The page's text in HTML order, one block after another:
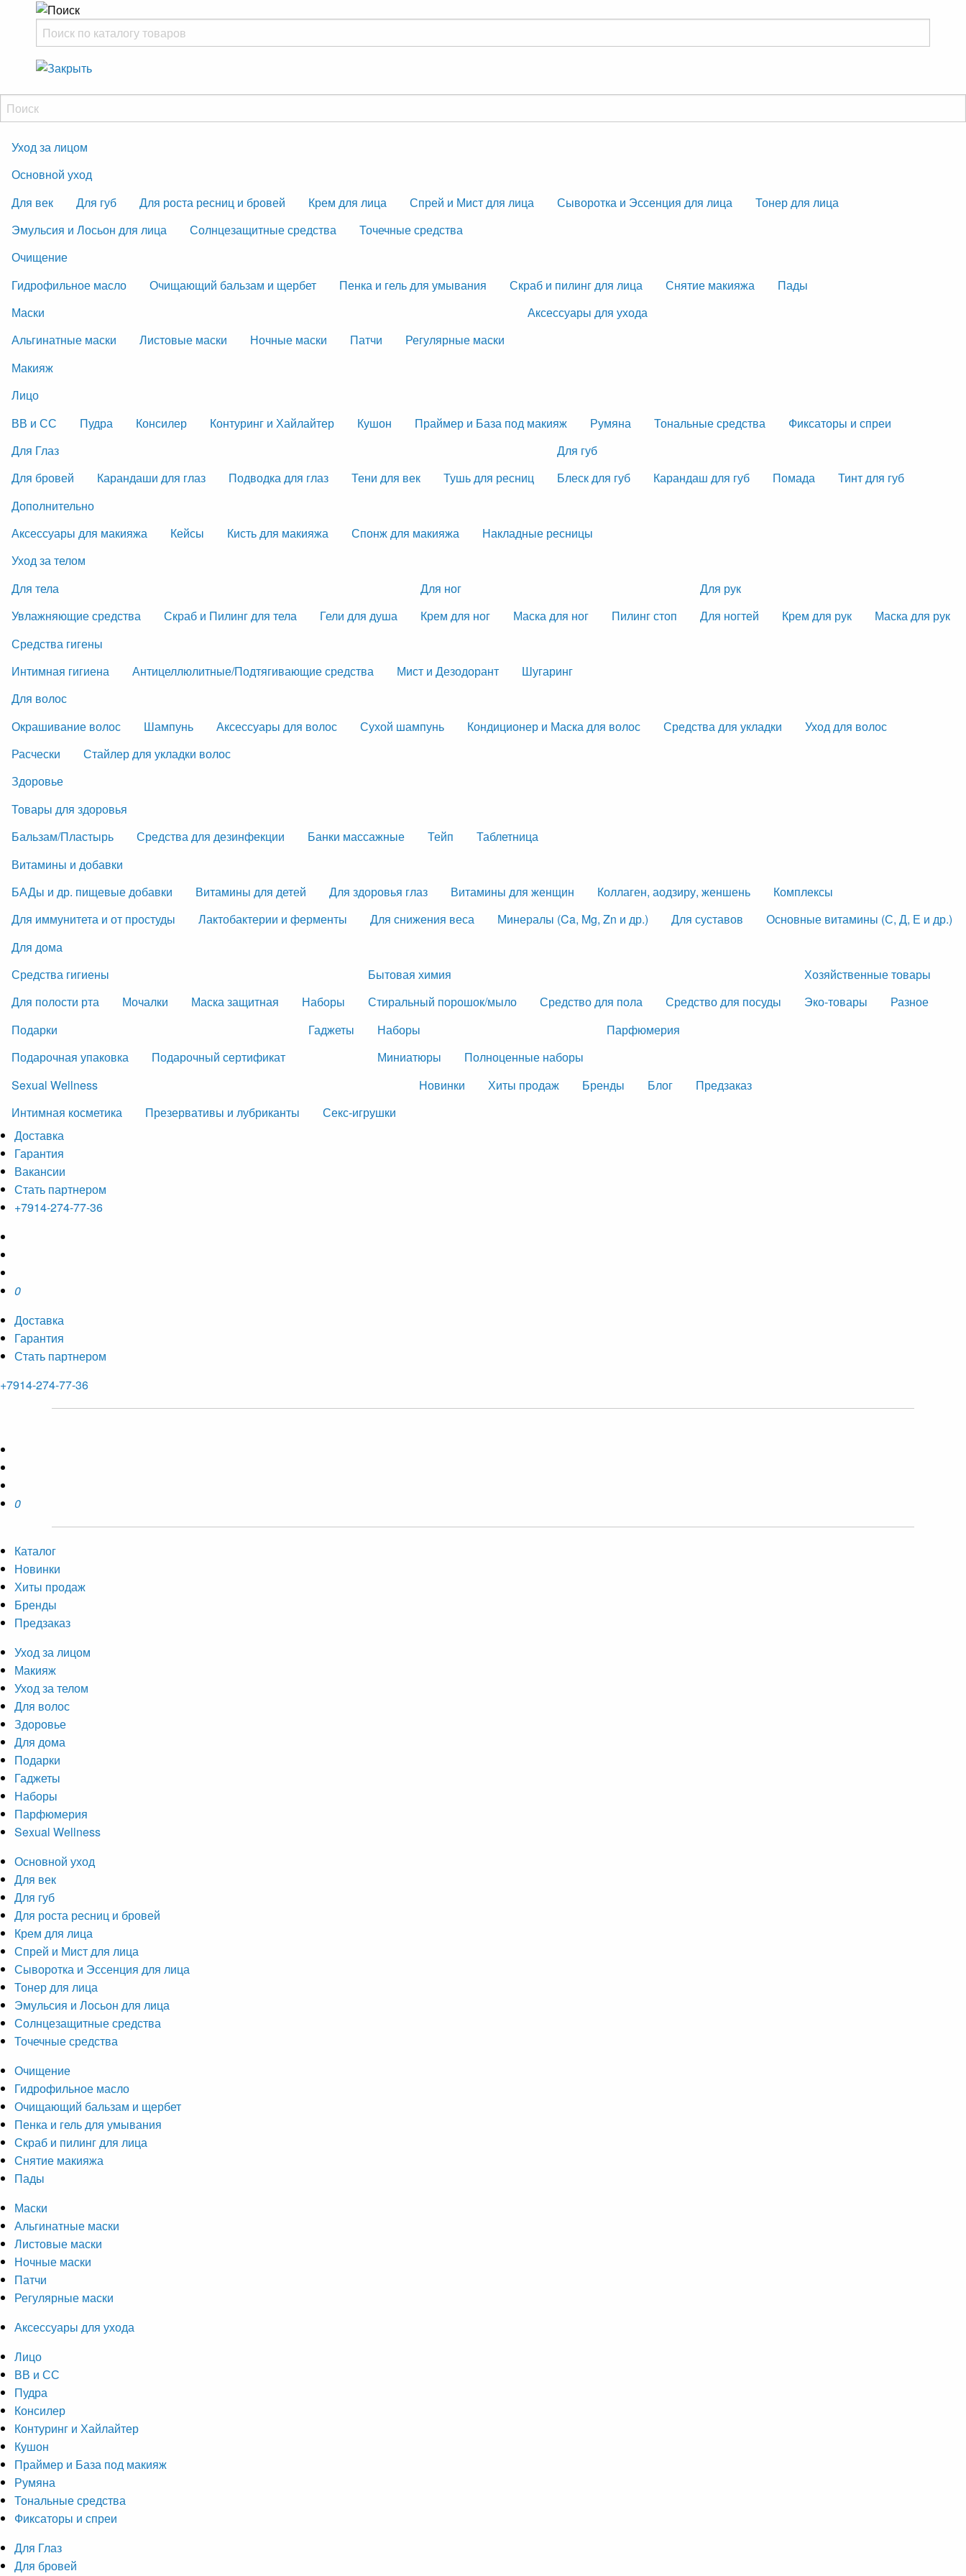
Уход за лицом
Основной уход
Для век
Для губ Для роста ресниц и бровей Крем для лица Спрей и Мист для лица Сыворотка и Эссенция для лица
Тонер для лица
Эмульсия и Лосьон для лица
Солнцезащитные средства
Точечные средства
Очищение
Гидрофильное масло
Очищающий бальзам и щербет Пенка и гель для умывания Скраб и пилинг для лица Снятие макияжа
Пады
Маски
Альгинатные маски
Листовые маски Ночные маски Патчи Регулярные маски
Аксессуары для ухода
Макияж
Лицо
ВВ и СС
Пудра Консилер Контуринг и Хайлайтер Кушон Праймер и База под макияж Румяна Тональные средства
Фиксаторы и спреи
Для Глаз
Для бровей
Карандаши для глаз Подводка для глаз Тени для век Тушь для ресниц
Для губ
Блеск для губ
Карандаш для губ Помада
Тинт для губ
Дополнительно
Аксессуары для макияжа
Кейсы Кисть для макияжа Спонж для макияжа
Накладные ресницы
Уход за телом
Для тела
Увлажняющие средства
Скраб и Пилинг для тела Гели для душа
Для ног
Крем для ног
Маска для ног Пилинг стоп
Для рук
Для ногтей
Крем для рук
Маска для рук
Средства гигены
Интимная гигиена
Антицеллюлитные/Подтягивающие средства Мист и Дезодорант
Шугаринг
Для волос
Окрашивание волос
Шампунь Аксессуары для волос Сухой шампунь Кондиционер и Маска для волос Средства для укладки
Уход для волос
Расчески
Стайлер для укладки волос
Здоровье
Товары для здоровья
Бальзам/Пластырь
Средства для дезинфекции Банки массажные Тейп
Таблетница
Витамины и добавки
БАДы и др. пищевые добавки
Витамины для детей Для здоровья глаз Витамины для женщин Коллаген, аодзиру, женшень
Комплексы
Для иммунитета и от простуды
Лактобактерии и ферменты Для снижения веса Минералы (Ca, Mg, Zn и др.) Для суставов
Основные витамины (С, Д, Е и др.)
Для дома
Средства гигиены
Для полости рта
Мочалки Маска защитная Наборы
Бытовая химия
Стиральный порошок/мыло
Средство для пола Средство для посуды
Хозяйственные товары
Эко-товары
Разное
Подарки
Подарочная упаковка
Подарочный сертификат
Гаджеты
Наборы
Миниатюры
Полноценные наборы
Парфюмерия
Sexual Wellness
Интимная косметика
Презервативы и лубриканты Секс-игрушки
Новинки Хиты продаж Бренды Блог Предзаказ
Доставка
Гарантия
Вакансии
Стать партнером
+7914-274-77-36
0
Доставка
Гарантия
Стать партнером
+7914-274-77-36
0
Каталог
Новинки
Хиты продаж
Бренды
Предзаказ
Уход за лицом
Макияж
Уход за телом
Для волос
Здоровье
Для дома
Подарки
Гаджеты
Наборы
Парфюмерия
Sexual Wellness
Основной уход
Для век
Для губ
Для роста ресниц и бровей
Крем для лица
Спрей и Мист для лица
Сыворотка и Эссенция для лица
Тонер для лица
Эмульсия и Лосьон для лица
Солнцезащитные средства
Точечные средства
Очищение
Гидрофильное масло
Очищающий бальзам и щербет
Пенка и гель для умывания
Скраб и пилинг для лица
Снятие макияжа
Пады
Маски
Альгинатные маски
Листовые маски
Ночные маски
Патчи
Регулярные маски
Аксессуары для ухода
Лицо
ВВ и СС
Пудра
Консилер
Контуринг и Хайлайтер
Кушон
Праймер и База под макияж
Румяна
Тональные средства
Фиксаторы и спреи
Для Глаз
Для бровей